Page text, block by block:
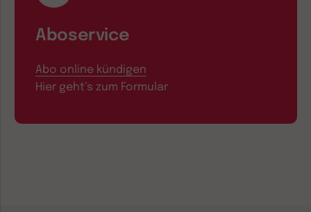
Aboservice
Abo online kündigen
Hier geht’s zum Formular